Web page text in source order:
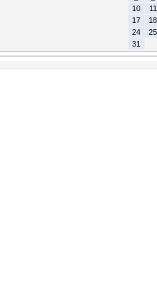
10
11
17
18
24
25
31